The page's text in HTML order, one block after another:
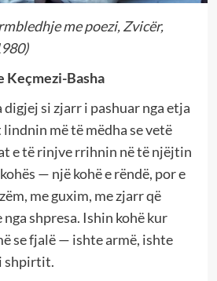
me poezi, Zvicër,
Keçmezi-Basha
si zjarr i pashuar nga etja
më të mëdha se vetë
e të rinjve rrihnin në të njëjtin
— një kohë e rëndë, por e
me guxim, me zjarr që
shpresa. Ishin kohë kur
se fjalë — ishte armë, ishte
shpirtit.